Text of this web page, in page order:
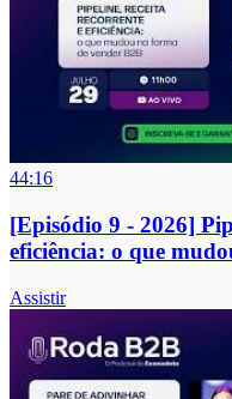
44:16
[Episódio 9 - 2026]
eficiência: o que
Assistir